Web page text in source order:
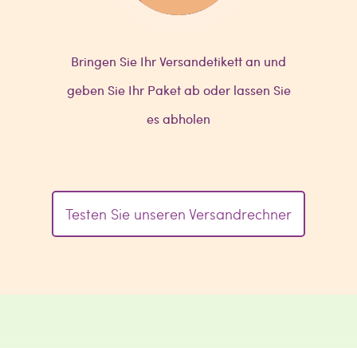
Bringen Sie Ihr Versandetikett an und
geben Sie Ihr Paket ab oder lassen Sie
es abholen
Testen Sie unseren Versandrechner